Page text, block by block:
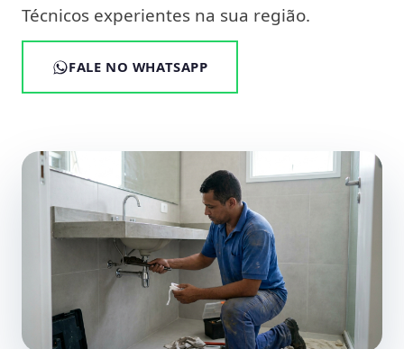
Técnicos experientes na sua região.
FALE NO WHATSAPP